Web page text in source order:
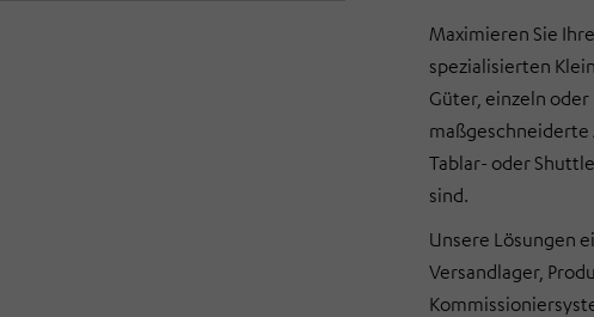
Maximieren Sie
spezialisierten
Güter, einzeln
maßgeschneiderte
Tablar- oder
sind.
Unsere Lösungen
Versandlager,